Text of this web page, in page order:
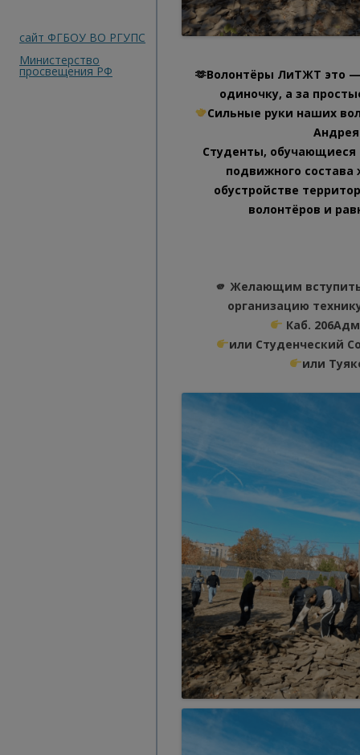
сайт ФГБОУ ВО РГУПС
Министерство
просвещения РФ
🫶Волонтёры ЛиТЖТ это
одиночку, а за
Сильные руки наших
Студенты, обучающиеся
подвижного
обустройстве
волонтёров и
🫵 Желающим
организацию
Каб.
или Студенческий
или